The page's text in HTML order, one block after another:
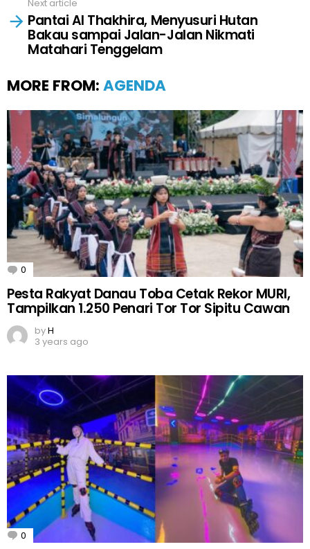
Next article
Pantai Al Thakhira, Menyusuri Hutan
Bakau sampai Jalan-Jalan Nikmati
Matahari Tenggelam
MORE FROM: AGENDA
0 Comments
Pesta Rakyat Danau Toba Cetak Rekor MURI,
Tampilkan 1.250 Penari Tor Tor Sipitu Cawan
byH
3 years ago
0 Comments